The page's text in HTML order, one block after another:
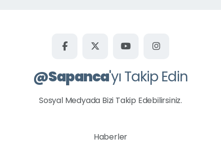
@Sapanca'yı Takip Edin
Sosyal Medyada Bizi Takip Edebilirsiniz.
Haberler